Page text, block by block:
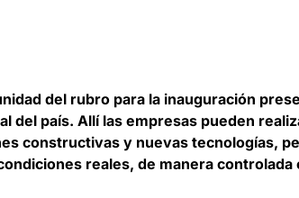
del rubro para la inauguración
del país. Allí las empresas pueden
constructivas y nuevas tecnologías,
reales, de manera controlada